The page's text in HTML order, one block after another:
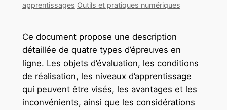
apprentissages Outils et pratiques numériques
Ce document propose une description
détaillée de quatre types d’épreuves en
ligne. Les objets d’évaluation, les conditions
de réalisation, les niveaux d’apprentissage
qui peuvent être visés, les avantages et les
inconvénients, ainsi que les considérations